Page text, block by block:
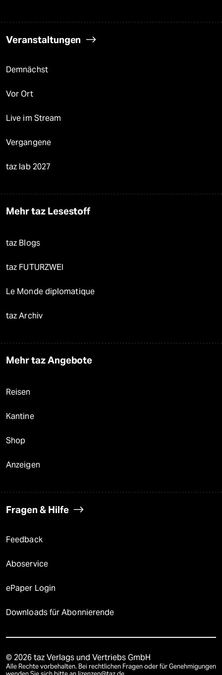
Veranstaltungen
Demnächst
Vor Ort
Live im Stream
Vergangene
taz lab 2027
Mehr taz Lesestoff
taz Blogs
taz FUTURZWEI
Le Monde diplomatique
taz Archiv
Mehr taz Angebote
Reisen
Kantine
Shop
Anzeigen
Fragen & Hilfe
Feedback
Aboservice
ePaper Login
Downloads für Abonnierende
© 2026 taz Verlags und Vertriebs GmbH
Alle Rechte vorbehalten. Bei rechtlichen Fragen oder für Genehmigungen